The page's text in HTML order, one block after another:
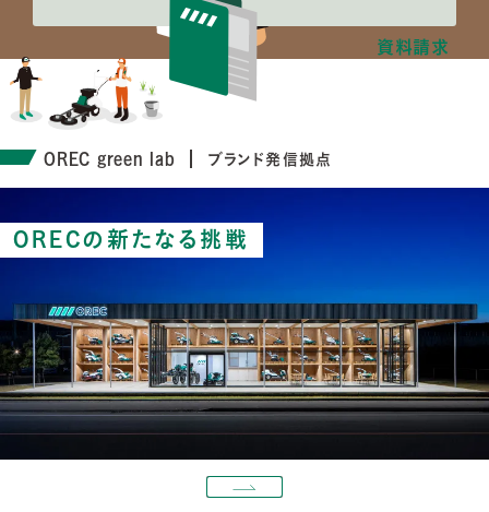
資料請求
OREC green lab ブランド発信拠点
ORECの新たなる挑戦